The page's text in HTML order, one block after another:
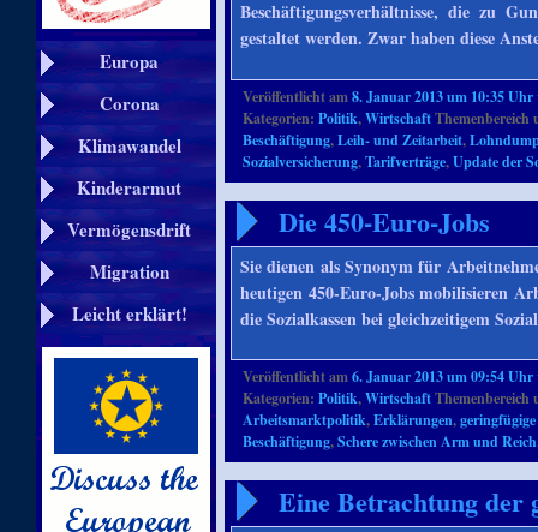
Europa
Corona
Klimawandel
Kinderarmut
Vermögensdrift
Migration
Leicht erklärt!
Beschäftigungsverhältnisse, die zu
gestaltet werden. Zwar haben diese
Veröffentlicht am8. Januar 2013 um 10:35 Uhr
Kategorien:Politik,Wirtschaft
Beschäftigung,Leih- und Zeitarbeit,
Sozialversicherung,Tarifverträge,Update der
Die 450-Euro-Jobs
Sie dienen als Synonym für
heutigen 450-Euro-Jobs mobilisieren
die Sozialkassen bei gleichzeitigem
Veröffentlicht am6. Januar 2013 um 09:54 Uhr
Kategorien:Politik,Wirtschaft
Arbeitsmarktpolitik,Erklärungen,
Beschäftigung,Schere zwischen Arm und Reich
Eine Betrachtung der